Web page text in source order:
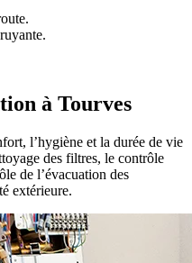
à Tourves
l’hygiène et la durée de vie
des filtres, le contrôle
de l’évacuation des
extérieure.